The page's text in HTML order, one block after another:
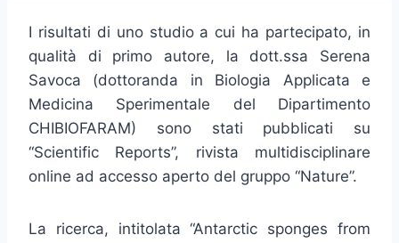
I risultati di uno studio a cui ha partecipato, in
qualità di primo autore, la dott.ssa Serena
Savoca (dottoranda in Biologia Applicata e
Medicina Sperimentale del Dipartimento
CHIBIOFARAM) sono stati pubblicati su
“Scientific Reports”, rivista multidisciplinare
online ad accesso aperto del gruppo “Nature”.
La ricerca, intitolata “Antarctic sponges from